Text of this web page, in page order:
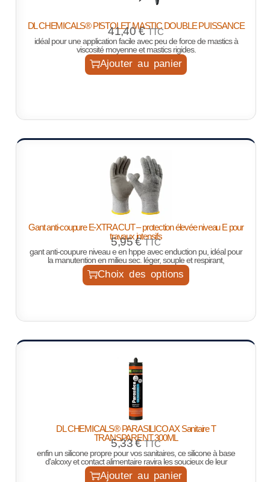
DL CHEMICALS® PISTOLET MASTIC DOUBLE PUISSANCE
41,40€ TTC
idéal pour une application facile avec peu de force de mastics à
viscosité moyenne et mastics rigides.
Ajouter au panier
Gant anti-coupure E-XTRA CUT – protection élevée niveau E pour
travaux intensifs
5,95€ TTC
gant anti-coupure niveau e en hppe avec enduction pu, idéal pour
la manutention en milieu sec. léger, souple et respirant,
Choix des options
DL CHEMICALS® PARASILICO AX Sanitaire T
TRANSPARENT 300ML
5,33€ TTC
enfin un silicone propre pour vos sanitaires, ce silicone à base
d'alcoxy et contact alimentaire ravira les soucieux de leur
Ajouter au panier